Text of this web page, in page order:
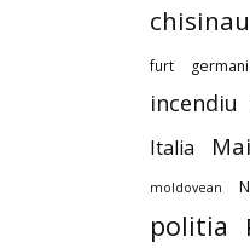
chisinau
furt
incendiu
Italia
moldovean
politia